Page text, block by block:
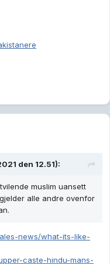
den 12.51):
muslim uansett
alle andre ovenfor
news/what-its-like-
caste-hindu-mans-